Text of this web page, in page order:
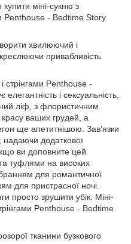
міні-сукню з
Penthouse - Bedtime Story
хвилюючий і
привабливість
стрінгами Penthouse -
і сексуальність,
ліф, з флористичним
ваших грудей, а
ще апетитнішою. Зав'язки
надаючи додаткової
ви доповните цей
туфлями на високих
для романтичної
для пристрасної ночі.
просто зрушити убік. Міні-
Penthouse - Bedtime
тканини бузкового